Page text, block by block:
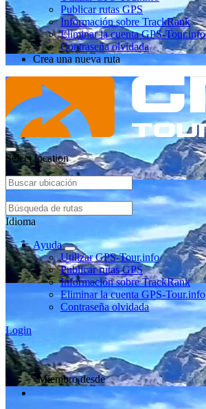
Publicar rutas GPS
Información sobre TrackRank
Eliminar la cuenta GPS-Tour.info
Contraseña olvidada
Crea una nueva ruta
Select location
Idioma
Ayuda
Utilizar GPS-Tour.info
Publicar rutas GPS
Información sobre TrackRank
Eliminar la cuenta GPS-Tour.info
Contraseña olvidada
Login
Miembro desde